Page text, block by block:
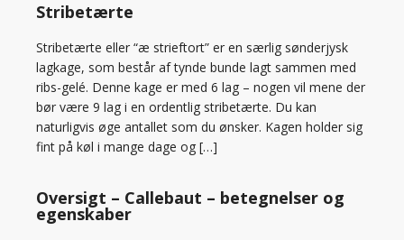
Stribetærte
Stribetærte eller “æ strieftort” er en særlig sønderjysk
lagkage, som består af tynde bunde lagt sammen med
ribs-gelé. Denne kage er med 6 lag – nogen vil mene der
bør være 9 lag i en ordentlig stribetærte. Du kan
naturligvis øge antallet som du ønsker. Kagen holder sig
fint på køl i mange dage og […]
Oversigt – Callebaut – betegnelser og
egenskaber